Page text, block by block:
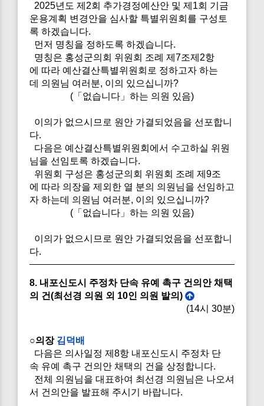
2025년도 제2회 추가경정예산안 및 제1회 기금
운용계획 변경안을 심사할 특별위원회를 구성토
록 하겠습니다.
먼저 명칭을 정하도록 하겠습니다.
명칭은 홍성군의회 위원회 조례 제7조제2항
에 따라 예산결산특별위원회로 정하고자 하는
데 의원님 여러분, 이의 있으십니까?
(「없습니다」하는 의원 있음)
이의가 없으시므로 원안 가결되었음을 선포합니
다.
다음은 예산결산특별위원회에서 수고하실 위원
님을 선임토록 하겠습니다.
위원회 구성은 홍성군의회 위원회 조례 제9조
에 따라 의장을 제외한 열 분의 의원님을 선임하고
자 하는데 의원님 여러분, 이의 있으십니까?
(「없습니다」하는 의원 있음)
이의가 없으시므로 원안 가결되었음을 선포합니
다.
8. 내포신도시 주정차 단속 유예 촉구 건의안 채택
의 건(최선경 의원 외 10인 의원 발의)
(14시 30분)
○의장 김덕배
다음은 의사일정 제8항 내포신도시 주정차 단
속 유예 촉구 건의안 채택의 건을 상정합니다.
전체 의원님을 대표하여 최선경 의원님은 나오셔
서 건의안을 발표해 주시기 바랍니다.